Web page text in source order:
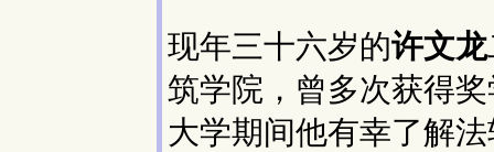
现年三十六岁的许文龙
筑学院，曾多次获得
大学期间他有幸了解